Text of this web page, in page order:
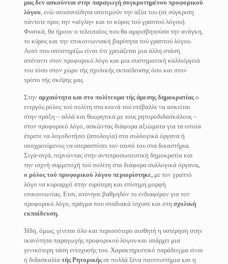
μας δεν ασκούνται στην παραγωγή συγκροτημένου προφορικού
λόγου, ενώ υποσυνείδητα υποτιμούν την αξία του (σε σύγκριση
πάντοτε προς την «αίγλη» και το κύρος τού γραπτού λόγου).
Φυσικά, θα ήμουν ο τελευταίος που θα αμφισβητούσα την ανάγκη,
το κύρος και την επικοινωνιακή βαρύτητα τού γραπτού λόγου.
Αυτό που υποστηρίζω είναι ότι χρειάζεται μια άλλη στάση
απέναντι στον προφορικό λόγο και μια συστηματική καλλιέργειά
του τόσο στον χώρο τής σχολικής εκπαίδευσης όσο και στον
τρόπο τής σκέψης μας.
Στην αρχαιότητα και στο πολίτευμα τής άμεσης δημοκρατίαςο
ενεργός ρόλος τού πολίτη στα κοινά τού επέβαλλε να ασκείται
στην πράξη – αλλά και θεωρητικά με τους ρητοροδιδασκάλους –
στον προφορικό λόγο, ασκώντας διάφορα αξιώματα για τα οποία
έπρεπε να λογοδοτήσει (απολογία) στα συλλογικά όργανα ή
υποχρεούμενος να υπερασπίσει τον εαυτό του στα δικαστήρια.
Σιγά-σιγά, περνώντας στην αντιπροσωπευτική δημοκρατία και
την ισχνή συμμετοχή τού πολίτη στα διάφορα συλλογικά όργανα,
ο ρόλος τού προφορικού λόγου περιορίστηκε,με τον γραπτό
λόγο να κυριαρχεί στην ευρύτερη και επίσημη μορφή
επικοινωνίας. Ετσι, ατόνησε βαθμηδόν το ενδιαφέρον για τον
προφορικό λόγο, πράγμα που σταδιακά ίσχυσε και στη σχολική
εκπαίδευση.
Ήδη, όμως, γίνεται όλο και περισσότερο αισθητή η υστέρηση στην
ικανότητα παραγωγής προφορικού λόγου και υπάρχει μια
γενικότερη τάση ενίσχυσής του. Χαρακτηριστικό παράδειγμα είναι
η διδασκαλία τής Ρητορικήςσε πολλά ξένα πανεπιστήμια και η